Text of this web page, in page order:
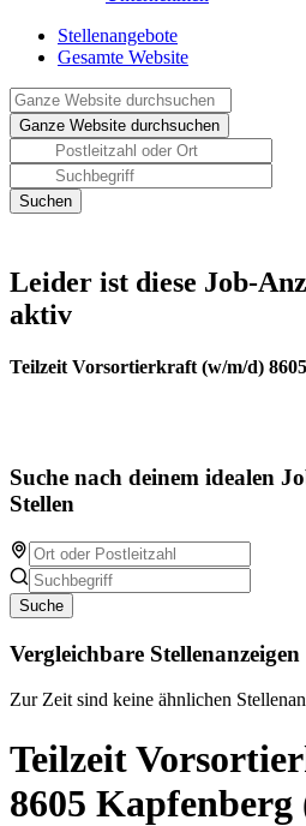
Stellenangebote
Gesamte Website
Leider ist diese Job-
aktiv
Teilzeit Vorsortierkraft (w/m/d)
Suche nach deinem idealen
Stellen
Suche
Vergleichbare Stellenanzeigen
Zur Zeit sind keine ähnlichen
Teilzeit
8605 Kapfenberg